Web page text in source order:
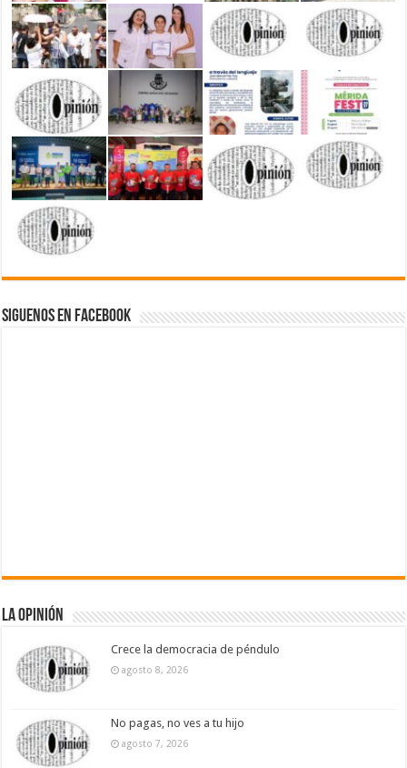
Siguenos en Facebook
La Opinión
Crece la democracia de péndulo
agosto 8, 2026
No pagas, no ves a tu hijo
agosto 7, 2026